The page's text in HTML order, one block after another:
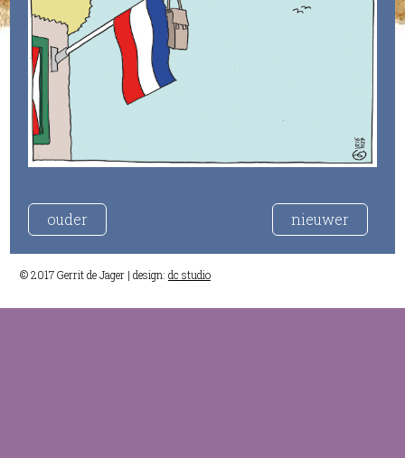
ouder nieuwer
© 2017 Gerrit de Jager | design: dc studio